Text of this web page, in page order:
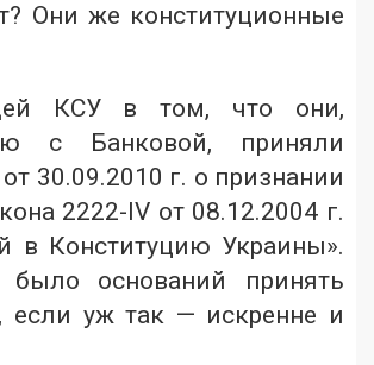
Они же конституционные
КСУ в том, что они,
с Банковой, приняли
30.09.2010 г. о признании
2222-IV от 08.12.2004 г.
в Конституцию Украины».
оснований принять
если уж так — искренне и